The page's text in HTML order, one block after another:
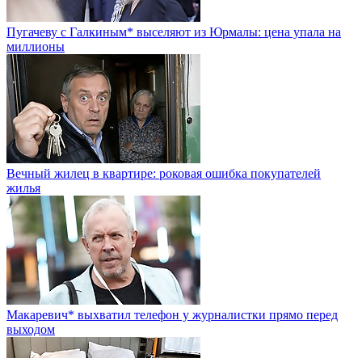
Пугачеву с Галкиным* выселяют из Юрмалы: цена упала на
миллионы
Вечный жилец в квартире: роковая ошибка покупателей
жилья
Макаревич* выхватил телефон у журналистки прямо перед
выходом